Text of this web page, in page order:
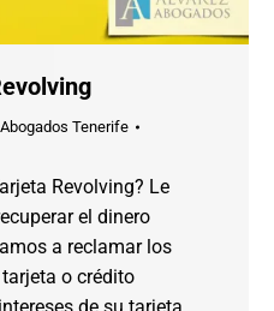
Tenerife
Revolving? Le
el dinero
a reclamar los
o crédito
de su tarjeta